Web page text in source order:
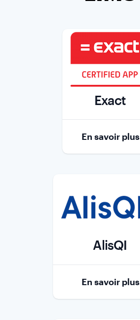
Exact
Role
En savoir plus
AlisQI
Role
En savoir plus